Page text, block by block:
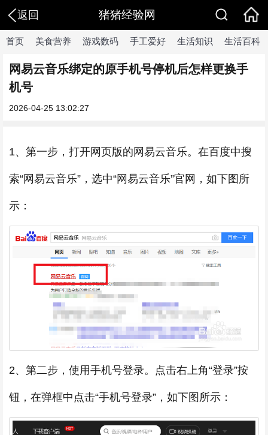
返回 猪猪经验网
首页 美食营养 游戏数码 手工爱好 生活知识 生活百科
网易云音乐绑定的原手机号停机后怎样更换手
机号
2026-04-25 13:02:27
1、第一步，打开网页版的网易云音乐。在百度中搜
索“网易云音乐”，选中“网易云音乐”官网，如下图所
示：
2、第二步，使用手机号登录。点击右上角“登录”按
钮，在弹框中点击“手机号登录”，如下图所示：